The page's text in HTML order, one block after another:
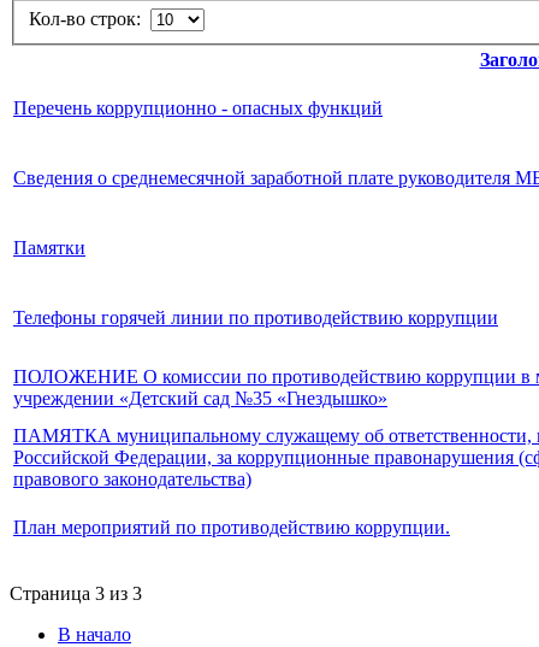
Кол-во строк:
Перечень коррупционно - опасных функций
Сведения о среднемесячной заработной плате
Памятки
Телефоны горячей линии по противодействию коррупции
ПОЛОЖЕНИЕ О комиссии по противодействию коррупции в
учреждении «Детский сад №35 «Гнездышко»
ПАМЯТКА муниципальному служащему об ответственности,
Российской Федерации, за коррупционные правонарушения
правового законодательства)
План мероприятий по противодействию коррупции.
Страница 3 из 3
В начало